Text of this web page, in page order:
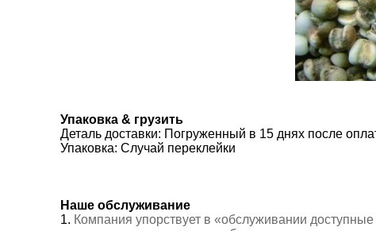
Упаковка & грузить
Деталь доставки: Погруженный в 15 днях после
Упаковка: Случай переклейки
Наше обслуживание
1. Компания упорствует в «обслуживании